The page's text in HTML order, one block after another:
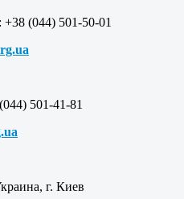
(044) 501-50-01
501-41-81
г. Киев